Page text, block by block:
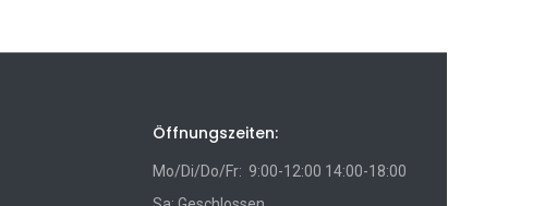
Öffnungszeiten:
Mo/Di/Do/Fr: 9:00-12:00 14:00-18:00